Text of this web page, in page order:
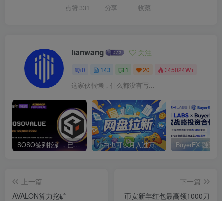
点赞 331 分享 收藏
lianwang 关注
0 143 1 20 345024W+
这家伙很懒，什么都没有写...
SOSO签到挖矿，已上线各大交易所 小白也可以月入过万的绿色项目
上一篇
AVALON算力挖矿
下一篇
币安新年红包最高领1000刀